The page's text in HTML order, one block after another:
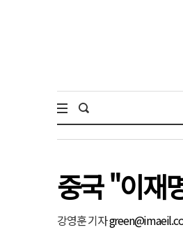
중국 "이재
강영훈 기자